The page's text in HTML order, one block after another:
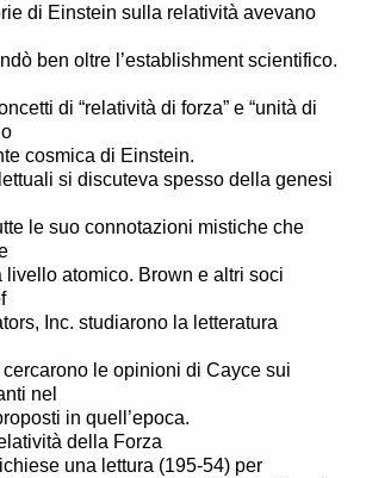
di Einstein sulla relatività avevano
ben oltre l’establishment scientifico.
di “relatività di forza” e “unità di
cosmica di Einstein.
si discuteva spesso della genesi
le suo connotazioni mistiche che
livello atomico. Brown e altri soci
Inc. studiarono la letteratura
le opinioni di Cayce sui
nel
in quell’epoca.
della Forza
una lettura (195-54) per